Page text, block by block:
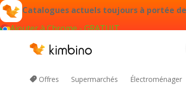
Catalogues actuels toujours à portée
Ajouter à Chrome - GRATUIT
Offres Supermarchés Électroménager